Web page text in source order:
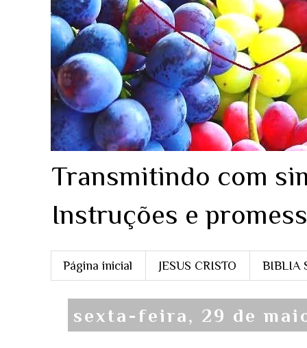
Transmitindo com
Instruções e
Página inicial JESUS CRISTO BIBLIA
sexta-feira, 29 de